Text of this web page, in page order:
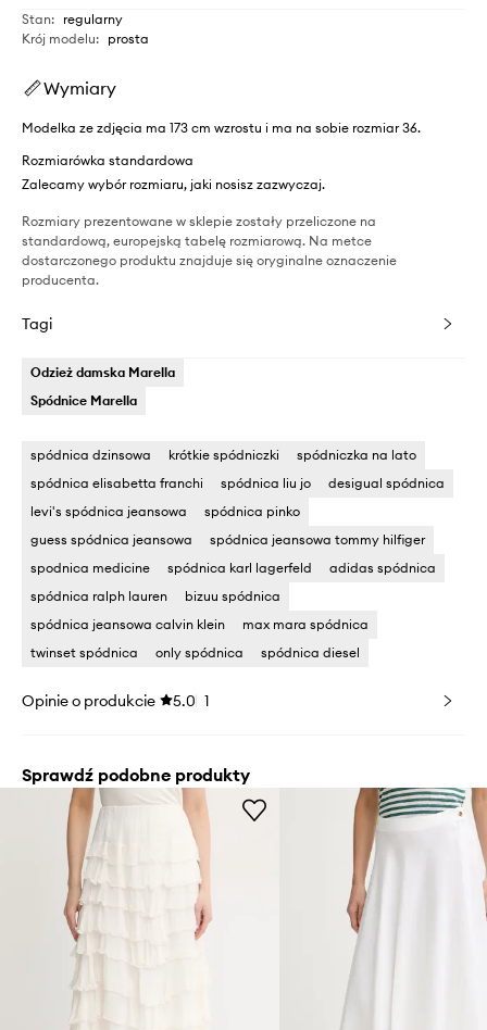
Stan: regularny
Krój modelu: prosta
Wymiary
Modelka ze zdjęcia ma 173 cm wzrostu i ma na sobie rozmiar 36.
Rozmiarówka standardowa
Zalecamy wybór rozmiaru, jaki nosisz zazwyczaj.
Rozmiary prezentowane w sklepie zostały przeliczone na
standardową, europejską tabelę rozmiarową. Na metce
dostarczonego produktu znajduje się oryginalne oznaczenie
producenta.
Tagi
Odzież damska Marella
Spódnice Marella
spódnica dzinsowa krótkie spódniczki
spódniczka na lato
spódnica elisabetta franchi
spódnica liu jo
desigual spódnica
levi's spódnica jeansowa
spódnica pinko
guess spódnica jeansowa
spódnica jeansowa tommy hilfiger
spodnica medicine
spódnica karl lagerfeld
adidas spódnica
spódnica ralph lauren
bizuu spódnica
spódnica jeansowa calvin klein
max mara spódnica
twinset spódnica
only spódnica spódnica diesel
Opinie o produkcie 5.0 1
Sprawdź podobne produkty